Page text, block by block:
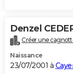
Denzel
Créer une
Naissance
23/07/2001 à